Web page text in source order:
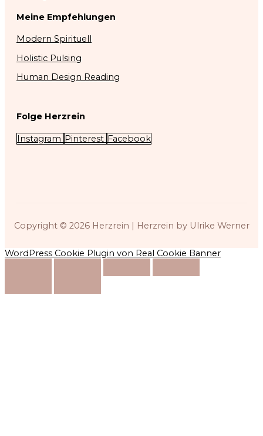
Meine Empfehlungen
Modern Spirituell
Holistic Pulsing
Human Design Reading
Folge Herzrein
Instagram Pinterest Facebook
Copyright © 2026 Herzrein | Herzrein by Ulrike Werner
WordPress Cookie Plugin von Real Cookie Banner